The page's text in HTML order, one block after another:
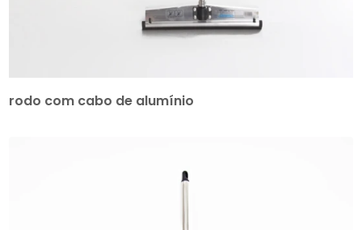
rodo com cabo de alumínio